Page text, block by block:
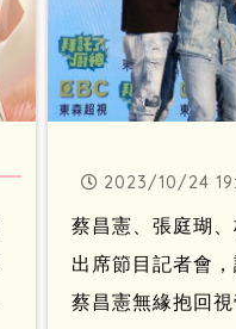
2023/10/24
蔡昌憲、張庭瑚
出席節目記者會
蔡昌憲無緣抱回